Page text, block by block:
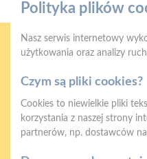
Gwarancja
Polityka plików
Nasz serwis internetowy
użytkowania oraz analizy
Czym są pliki cookies?
Cookies to niewielkie pliki
korzystania z naszej strony
partnerów, np. dostawców